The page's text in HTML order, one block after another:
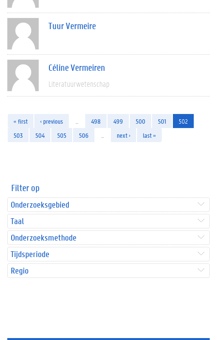
Tuur Vermeire
Céline Vermeiren
Literatuurwetenschap
« first ‹ previous 498 499 500 501
502
503
504 505 506 next › last »
Filter op
Onderzoeksgebied
Taal
Onderzoeksmethode
Tijdsperiode
Regio